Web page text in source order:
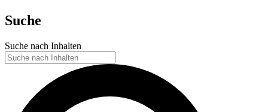
Suche
Suche nach Inhalten